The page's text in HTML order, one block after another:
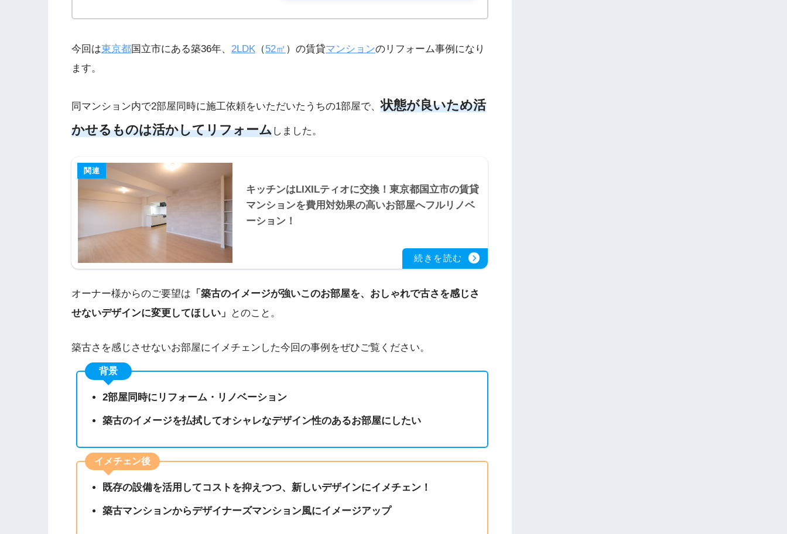
今回は東京都国立市にある築36年、 2LDK （52㎡ ）の賃貸マンションのリフォーム事例になり
ます。
同マンション内で2部屋同時に施工依頼をいただいたうちの1部屋で、状態が良いため活
かせるものは活かしてリフォームしました。
キッチンはLIXILティオに交換！東京都国立市の賃貸
マンションを費用対効果の高いお部屋へフルリノベ
ーション！
オーナー様からのご要望は 「築古のイメージが強いこのお部屋を、おしゃれで古さを感じさ
せないデザインに変更してほしい」
とのこと。
築古さを感じさせないお部屋にイメチェンした今回の事例をぜひご覧ください。
背景
2部屋同時にリフォーム・リノベーション
築古のイメージを払拭してオシャレなデザイン性のあるお部屋にしたい
イメチェン後
既存の設備を活用してコストを抑えつつ、新しいデザインにイメチェン！
築古マンションからデザイナーズマンション風にイメージアップ